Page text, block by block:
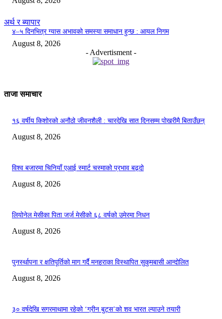
अर्थ र ब्यापार
४–५ दिनभित्र ग्यास अभावको समस्या समाधान हुन्छ : आयल निगम
August 8, 2026
- Advertisment -
ताजा समाचार
१६ वर्षीय किशोरको अनौठो जीवनशैली : चारदेखि सात दिनसम्म पोखरीमै बिताउँछन्
August 8, 2026
विश्व बजारमा चिनियाँ एआई स्मार्ट चस्माको प्रभाव बढ्दो
August 8, 2026
लियोनेल मेसीका पिता जर्ज मेसीको ६८ वर्षको उमेरमा निधन
August 8, 2026
पुनर्स्थापना र क्षतिपूर्तिको माग गर्दै मनहराका विस्थापित सुकुमबासी आन्दोलित
August 8, 2026
३० वर्षदेखि सगरमाथामा रहेको ‘ग्रीन बुट्स’को शव भारत ल्याउने तयारी